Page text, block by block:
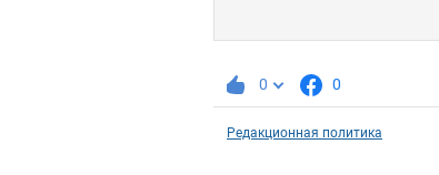
0 0
Редакционная политика